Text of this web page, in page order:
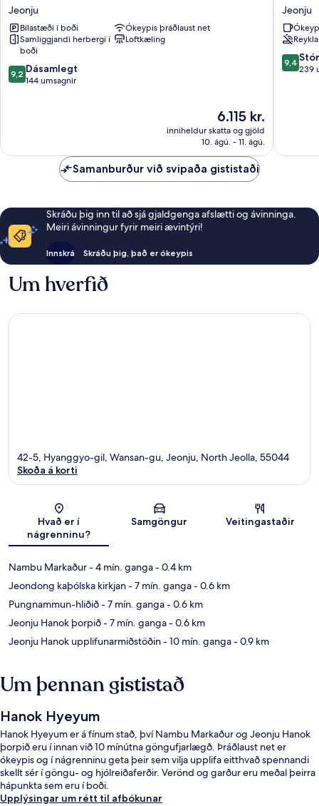
goeul
Jeonju
Jeonju
Bílastæði í boði
Ókeypis þráðlaust net
Samliggjandi herbergi í
boði
Loftkæling
9.2
af
9,2 Dásamlegt
144 umsagnir
Verðið
er
6.115 kr.
6.115 kr.
inniheldur skatta og gjöld
10. ágú. - 11. ágú.
Mumum
Jeonju
Jeonju
9.4
af
9,4
239
Samanburður við svipaða gististaði
Skráðu þig inn til að sjá gjaldgenga afslætti og ávinninga.
Meiri ávinningur fyrir meiri ævintýri!
Innskrá Skráðu þig, það er ókeypis
Um hverfið
Kort
42-5, Hyanggyo-gil, Wansan-gu, Jeonju, North Jeolla, 55044
Skoða á korti
Hvað er í
nágrenninu?
Samgöngur Veitingastaðir
Nambu Markaður- 4 mín. ganga- 0.4 km
Jeondong kaþólska kirkjan- 7 mín. ganga- 0.6 km
Pungnammun-hliðið- 7 mín. ganga- 0.6 km
Jeonju Hanok þorpið- 7 mín. ganga- 0.6 km
Jeonju Hanok upplifunarmiðstöðin- 10 mín. ganga- 0.9 km
Um þennan gististað
Hanok Hyeyum
Hanok Hyeyum er á fínum stað, því Nambu Markaður og Jeonju Hanok
þorpið eru í innan við 10 mínútna göngufjarlægð. Þráðlaust net er
ókeypis og í nágrenninu geta þeir sem vilja upplifa eitthvað spennandi
skellt sér í göngu- og hjólreiðaferðir. Verönd og garður eru meðal þeirra
hápunkta sem eru í boði.
Upplýsingar um rétt til afbókunar